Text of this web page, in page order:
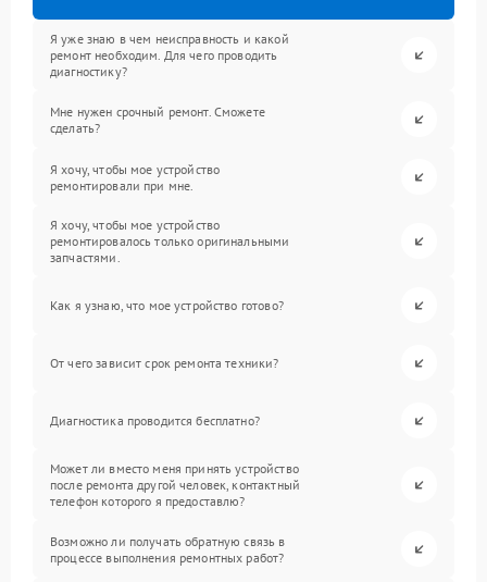
Я уже знаю в чем неисправность и какой
ремонт необходим. Для чего проводить
диагностику?
Мне нужен срочный ремонт. Сможете
сделать?
Я хочу, чтобы мое устройство
ремонтировали при мне.
Я хочу, чтобы мое устройство
ремонтировалось только оригинальными
запчастями.
Как я узнаю, что мое устройство готово?
От чего зависит срок ремонта техники?
Диагностика проводится бесплатно?
Может ли вместо меня принять устройство
после ремонта другой человек, контактный
телефон которого я предоставлю?
Возможно ли получать обратную связь в
процессе выполнения ремонтных работ?